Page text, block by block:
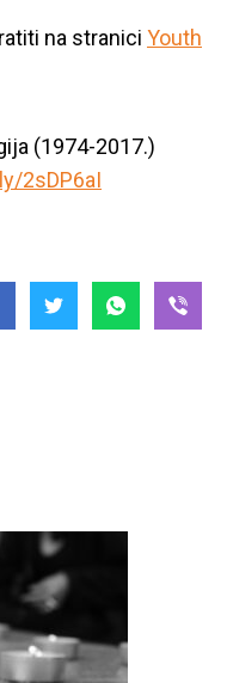
na stranici Youth
(1974-2017.)
2sDP6aI